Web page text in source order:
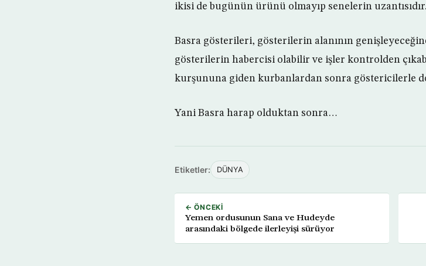
ikisi de bugünün ürünü olmayıp senelerin uzantısıdır.
Basra gösterileri, gösterilerin alanının
gösterilerin habercisi olabilir ve işler kontrolden
kurşununa giden kurbanlardan sonra göstericilerle
Yani Basra harap olduktan sonra…
Etiketler: DÜNYA
← ÖNCEKI
Yemen ordusunun Sana ve Hudeyde
arasındaki bölgede ilerleyişi sürüyor